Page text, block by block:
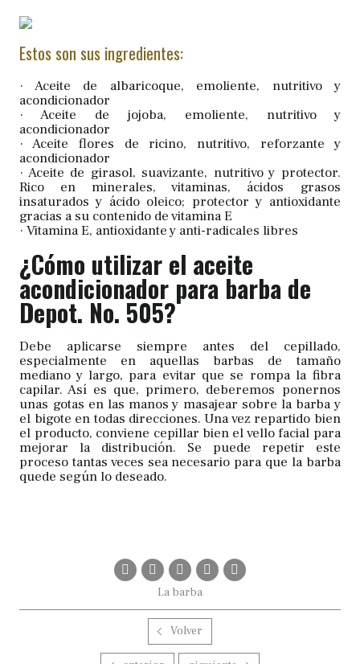
Estos son sus ingredientes:
· Aceite de albaricoque, emoliente, nutritivo y
acondicionador
· Aceite de jojoba, emoliente, nutritivo y
acondicionador
· Aceite flores de ricino, nutritivo, reforzante y
acondicionador
· Aceite de girasol, suavizante, nutritivo y protector.
Rico en minerales, vitaminas, ácidos grasos
insaturados y ácido oleico; protector y antioxidante
gracias a su contenido de vitamina E
· Vitamina E, antioxidante y anti-radicales libres
¿Cómo utilizar el aceite
acondicionador para barba de
Depot. No. 505?
Debe aplicarse siempre antes del cepillado,
especialmente en aquellas barbas de tamaño
mediano y largo, para evitar que se rompa la fibra
capilar. Así es que, primero, deberemos ponernos
unas gotas en las manos y masajear sobre la barba y
el bigote en todas direcciones. Una vez repartido bien
el producto, conviene cepillar bien el vello facial para
mejorar la distribución. Se puede repetir este
proceso tantas veces sea necesario para que la barba
quede según lo deseado.
La barba
Volver